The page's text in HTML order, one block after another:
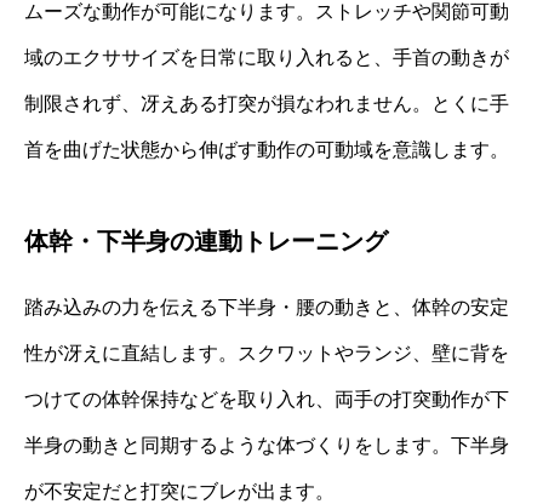
ムーズな動作が可能になります。ストレッチや関節可動
域のエクササイズを日常に取り入れると、手首の動きが
制限されず、冴えある打突が損なわれません。とくに手
首を曲げた状態から伸ばす動作の可動域を意識します。
体幹・下半身の連動トレーニング
踏み込みの力を伝える下半身・腰の動きと、体幹の安定
性が冴えに直結します。スクワットやランジ、壁に背を
つけての体幹保持などを取り入れ、両手の打突動作が下
半身の動きと同期するような体づくりをします。下半身
が不安定だと打突にブレが出ます。